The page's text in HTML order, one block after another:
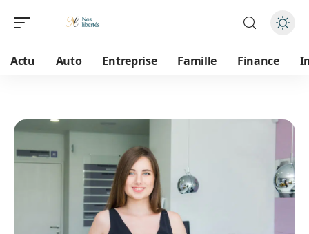
Actu Auto Entreprise Famille Finance